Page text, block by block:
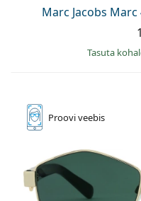
PersolMarc Jacobs Marc
Tasuta
Prooviveebis